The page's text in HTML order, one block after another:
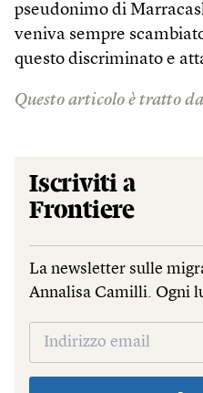
pseudonimo di
veniva sempre
questo discriminato e
Questo articolo è tratto
Iscriviti a
Frontiere
La newsletter sulle
Annalisa Camilli. Ogni